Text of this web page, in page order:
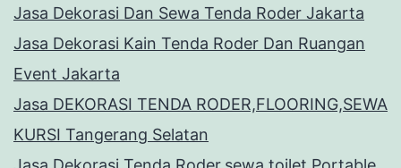
Jasa Dekorasi Dan Sewa Tenda Roder Jakarta
Jasa Dekorasi Kain Tenda Roder Dan Ruangan
Event Jakarta
Jasa DEKORASI TENDA RODER,FLOORING,SEWA
KURSI Tangerang Selatan